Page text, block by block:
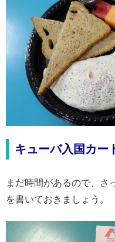
キューバ入国カー
まだ時間があるので、さ
を書いておきましょう。